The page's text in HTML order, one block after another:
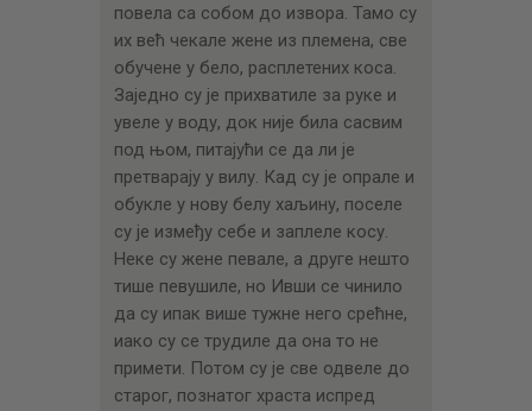
повела са собом до извора. Тамо су
их већ чекале жене из племена, све
обучене у бело, расплетених коса.
Заједно су је прихватиле за руке и
увеле у воду, док није била сасвим
под њом, питајући се да ли је
претварају у вилу. Кад су је опрале и
обукле у нову белу хаљину, поселе
су је између себе и заплеле косу.
Неке су жене певале, а друге нешто
тише певушиле, но Ивши се чинило
да су ипак више тужне него срећне,
иако су се трудиле да она то не
примети. Потом су је све одвеле до
старог, познатог храста испред